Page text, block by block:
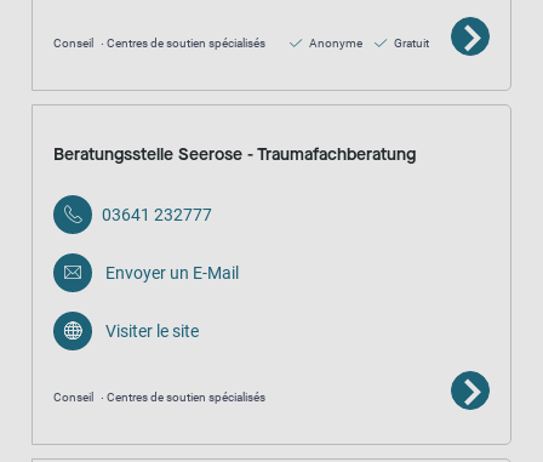
Conseil Centres de soutien spécialisés Anonyme Gratuit
Beratungsstelle Seerose - Traumafachberatung
03641 232777
Envoyer un E-Mail
Visiter le site
Conseil Centres de soutien spécialisés